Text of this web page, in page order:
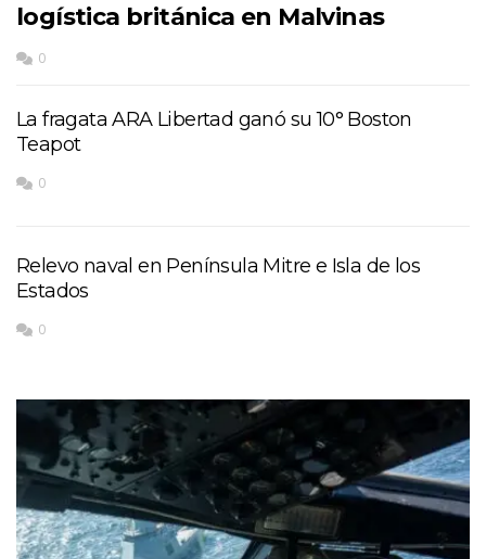
logística británica en Malvinas
0
La fragata ARA Libertad ganó su 10° Boston
Teapot
0
Relevo naval en Península Mitre e Isla de los
Estados
0